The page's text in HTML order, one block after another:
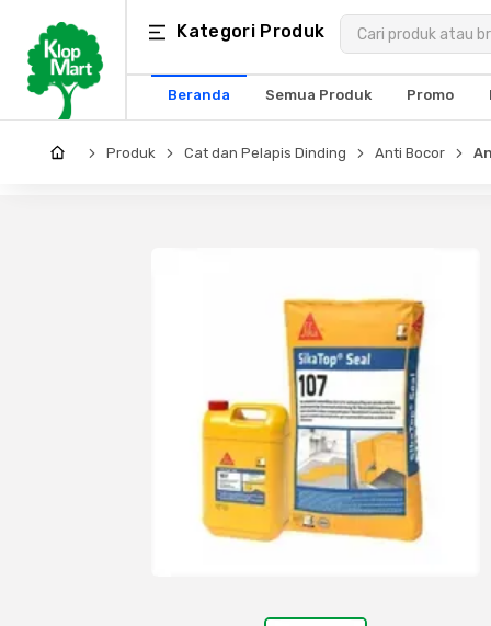
Kategori Produk
Beranda Semua Produk Promo
Kategori
Produk
Arsitektur
Produk Cat dan Pelapis Dinding Anti Bocor